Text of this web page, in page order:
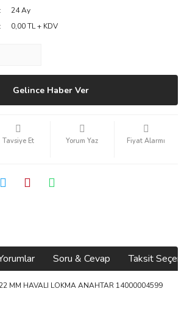
24 Ay
0,00 TL + KDV
Gelince Haber Ver
Tavsiye Et Yorum Yaz Fiyat Alarmı
Soru & Cevap Taksit
MM HAVALI LOKMA ANAHTAR 14000004599